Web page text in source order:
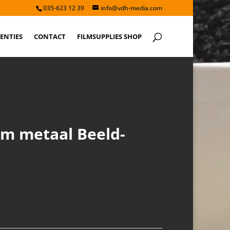
035-623 12 39 info@vdh-media.com
CONTACT FILMSUPPLIES SHOP
metaal Beeld-